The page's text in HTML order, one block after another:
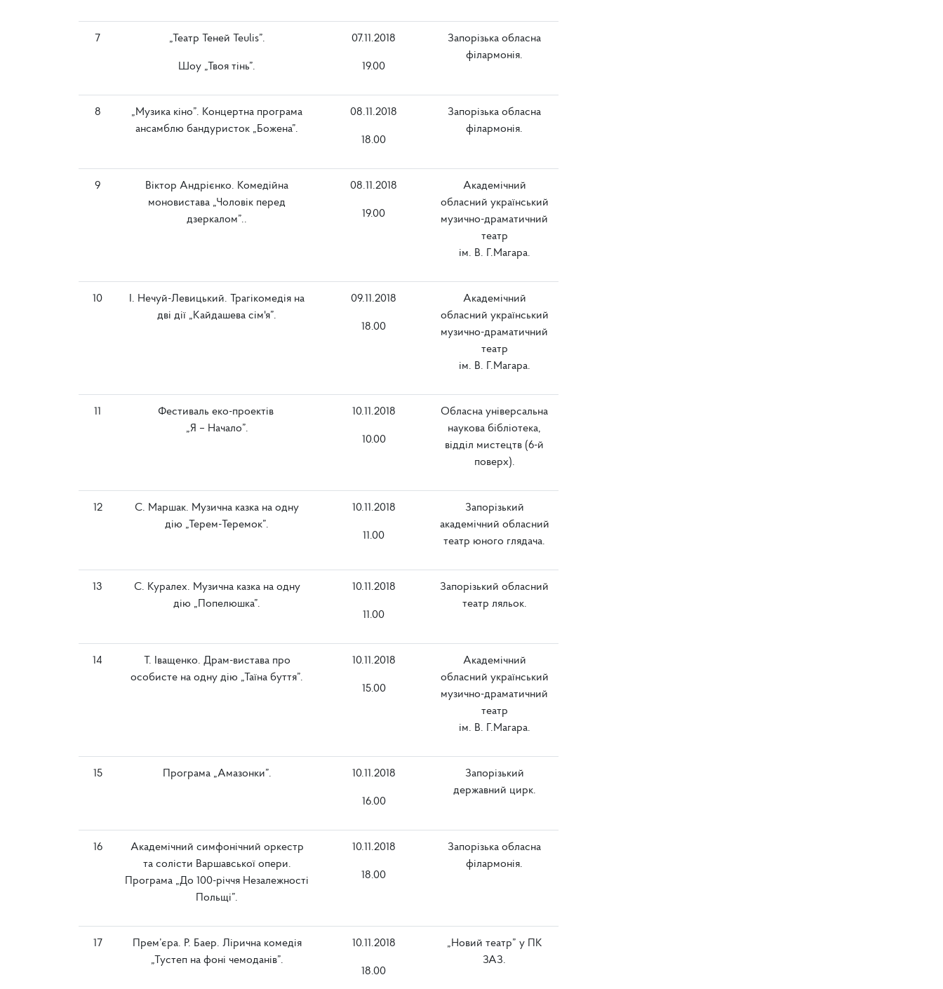
7 „Театр Теней Teulis”.
Шоу „Твоя тінь”.
07.11.2018
19.00
Запорізька обласна
філармонія.
8
„Музика кіно”. Концертна програма
ансамблю бандуристок „Божена”.
08.11.2018
18.00
Запорізька обласна
філармонія.
9
Віктор Андрієнко. Комедійна
моновистава „Чоловік перед
дзеркалом”..
08.11.2018
19.00
Академічний
обласний український
музично-драматичний
театр
ім. В. Г.Магара.
10
І. Нечуй-Левицький. Трагікомедія на
дві дії „Кайдашева сім'я”.
09.11.2018
18.00
Академічний
обласний український
музично-драматичний
театр
ім. В. Г.Магара.
11
Фестиваль еко-проектів
„Я – Начало”.
10.11.2018
10.00
Обласна універсальна
наукова бібліотека,
відділ мистецтв (6-й
поверх).
12
С. Маршак. Музична казка на одну
дію „Терем-Теремок”.
10.11.2018
11.00
Запорізький
академічний обласний
театр юного глядача.
13
С. Куралех. Музична казка на одну
дію „Попелюшка”.
10.11.2018
11.00
Запорізький обласний
театр ляльок.
14
Т. Іващенко. Драм-вистава про
особисте на одну дію „Таїна буття”.
10.11.2018
15.00
Академічний
обласний український
музично-драматичний
театр
ім. В. Г.Магара.
15 Програма „Амазонки”. 10.11.2018
16.00
Запорізький
державний цирк.
16
Академічний симфонічний оркестр
та солісти Варшавської опери.
Програма „До 100-річчя Незалежності
Польщі”.
10.11.2018
18.00
Запорізька обласна
філармонія.
17
Прем’єра. Р. Баер. Лірична комедія
„Тустеп на фоні чемоданів”.
10.11.2018
18.00
„Новий театр” у ПК
ЗАЗ.